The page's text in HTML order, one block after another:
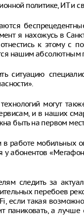
политике, ИТ и
я нахожусь в
к этому с
нашим абсолютным
ситуацию
могут
и в наших
быть на первом
работе мобильных
абонентов
следить за
перебоев
если такая
паниковать, а